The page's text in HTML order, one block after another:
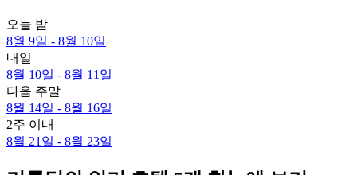
오늘 밤
8월 9일 - 8월 10일
내일
8월 10일 - 8월 11일
다음 주말
8월 14일 - 8월 16일
2주 이내
8월 21일 - 8월 23일